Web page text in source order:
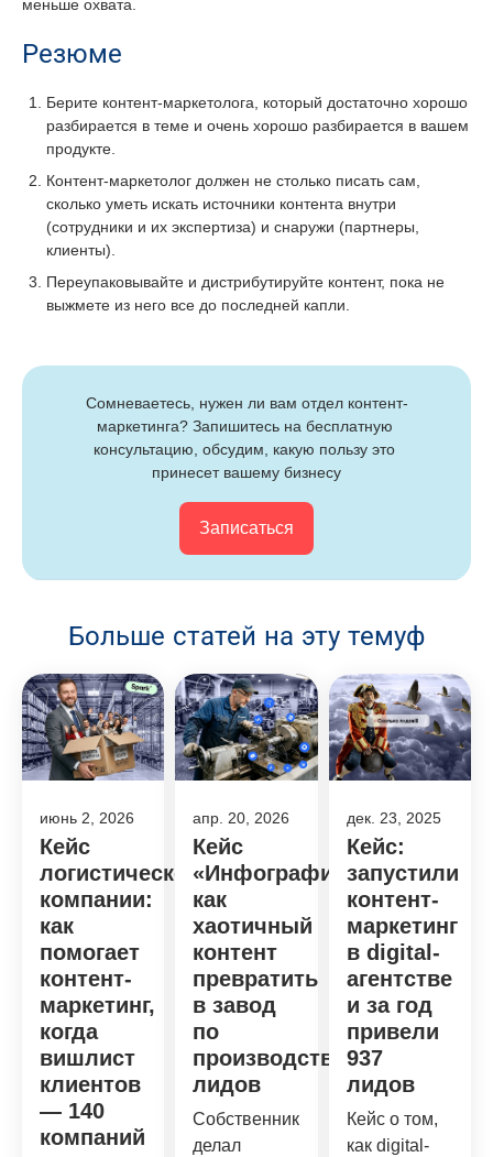
меньше охвата.
Резюме
Берите контент-маркетолога, который достаточно хорошо
разбирается в теме и очень хорошо разбирается в вашем
продукте.
Контент-маркетолог должен не столько писать сам,
сколько уметь искать источники контента внутри
(сотрудники и их экспертиза) и снаружи (партнеры,
клиенты).
Переупаковывайте и дистрибутируйте контент, пока не
выжмете из него все до последней капли.
Сомневаетесь, нужен ли вам отдел контент-
маркетинга? Запишитесь на бесплатную
консультацию, обсудим, какую пользу это
принесет вашему бизнесу
Записаться
Больше статей на эту темуф
июнь 2, 2026
Кейс
логистической
компании:
как
помогает
контент-
маркетинг,
когда
вишлист
клиентов
— 140
компаний
апр. 20, 2026
Кейс
«Инфографики»:
как
хаотичный
контент
превратить
в завод
по
производству
лидов
Собственник
делал
дек. 23, 2025
Кейс:
запустили
контент-
маркетинг
в digital-
агентстве
и за год
привели
937
лидов
Кейс о том,
как digital-